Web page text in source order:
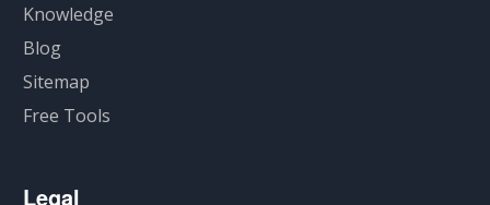
Knowledge
Blog
Sitemap
Free Tools
Legal